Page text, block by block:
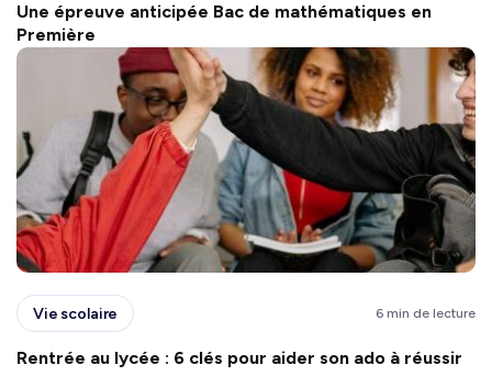
Une épreuve anticipée Bac de mathématiques en
Première
Vie scolaire 6 min de lecture
Rentrée au lycée : 6 clés pour aider son ado à réussir